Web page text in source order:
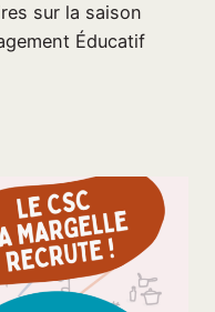
sur la saison
Éducatif